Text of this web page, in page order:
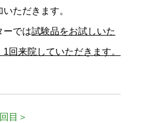
ただきます。
ーでは試験品をお試しいた
回来院していただきます。
目＞